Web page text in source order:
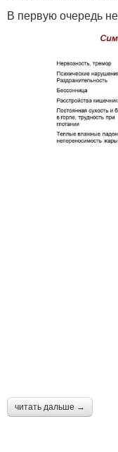
В первую очередь
читать дальше →